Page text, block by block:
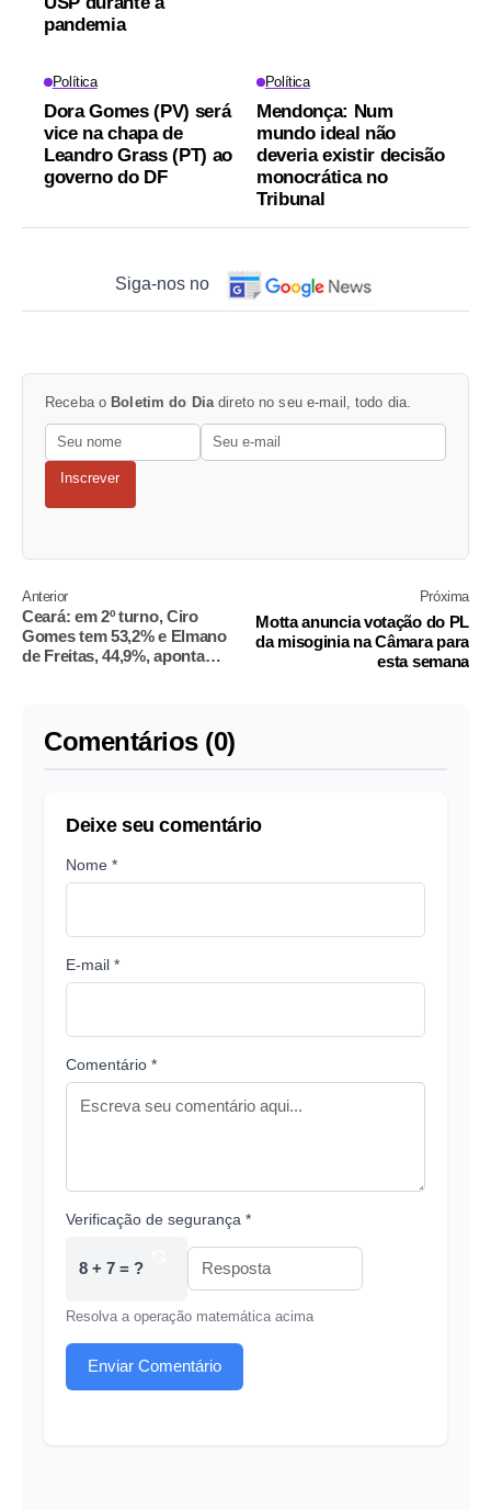
pandemia
Política
Dora Gomes (PV) será
vice na chapa de
Leandro Grass (PT) ao
governo do DF
Política
Mendonça: Num
mundo ideal não
deveria existir decisão
monocrática no
Tribunal
Siga-nos no
Receba o Boletim do Diadireto no seu e-mail, todo dia.
Inscrever
Anterior
Ceará: em 2º turno, Ciro
Gomes tem 53,2% e Elmano
de Freitas, 44,9%, aponta
Próxima
Motta anuncia votação do PL
da misoginia na Câmara para
esta semana
Comentários (0)
Deixe seu comentário
Nome *
E-mail *
Comentário *
Verificação de segurança *
8 + 7 = ?
Resolva a operação matemática acima
Enviar Comentário